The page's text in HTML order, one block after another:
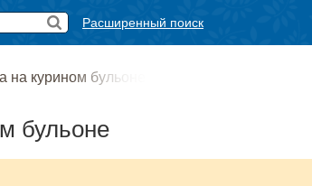
Расширенный поиск
на курином бульоне
бульоне